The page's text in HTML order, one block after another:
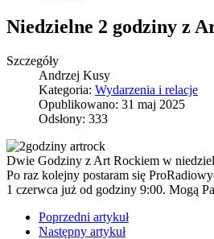
Niedzielne 2 godziny z
Szczegóły
Andrzej Kusy
Kategoria: Wydarzenia i relacje
Opublikowano: 31 maj 2025
Odsłony: 333
Dwie Godziny z Art Rockiem w
Po raz kolejny postaram się
1 czerwca już od godziny 9:00. Mogą
Poprzedni artykuł
Następny artykuł